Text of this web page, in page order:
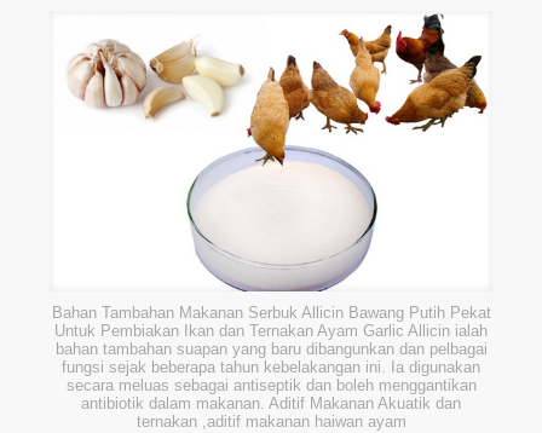
Bahan Tambahan Makanan Serbuk Allicin Bawang Putih Pekat
Untuk Pembiakan Ikan dan Ternakan Ayam Garlic Allicin ialah
bahan tambahan suapan yang baru dibangunkan dan pelbagai
fungsi sejak beberapa tahun kebelakangan ini. Ia digunakan
secara meluas sebagai antiseptik dan boleh menggantikan
antibiotik dalam makanan. Aditif Makanan Akuatik dan
ternakan ,aditif makanan haiwan ayam